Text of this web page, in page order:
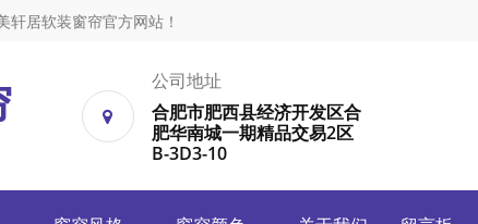
居软装窗帘官方网站！
公司地址
合肥市肥西县经济开发区合
肥华南城一期精品交易2区
B-3D3-10